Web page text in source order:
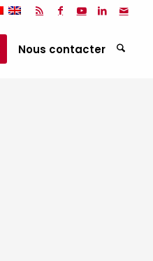
Nous contacter